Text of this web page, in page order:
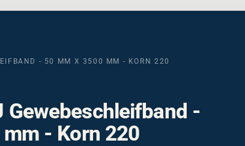
- 50 MM X 3500 MM - KORN 220
Gewebeschleifband -
- Korn 220